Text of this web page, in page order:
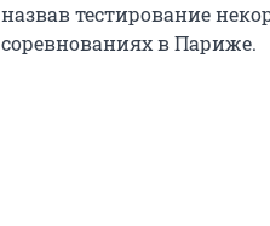
назвав тестирование
соревнованиях в Париже.